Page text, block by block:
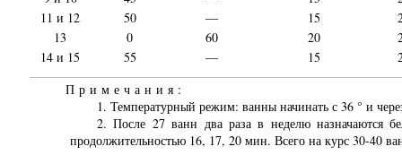
11 и 12
50 — 15
13
0 60 20
14 и 15
55 — 15
Примечания:
1. Температурный режим: ванны начинать с 36 ° и
2. После 27 ванн два раза в неделю назначаются
продолжительностью 16, 17, 20 мин. Всего на курс 30-40